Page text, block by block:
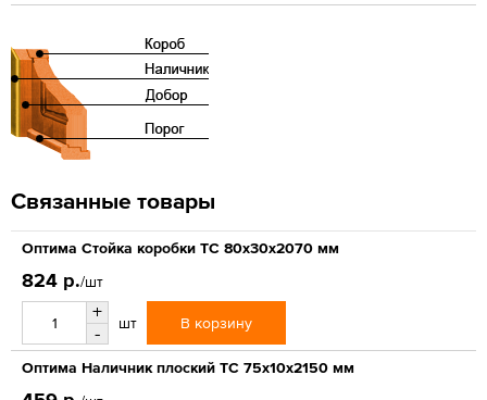
Связанные товары
Оптима Стойка коробки ТС 80х30х2070 мм
824 р./шт
+
-
шт В корзину
Оптима Наличник плоский ТС 75х10х2150 мм